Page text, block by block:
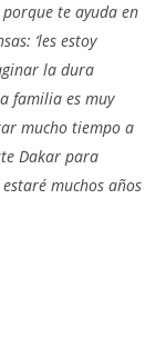
te ayuda en
‘les estoy
la dura
familia es muy
mucho tiempo a
Dakar para
muchos años